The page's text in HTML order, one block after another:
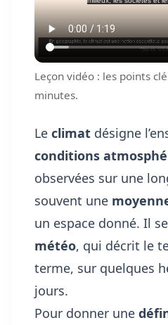
Leçon vidéo : les points
minutes.
Le climat désigne
conditions
observées sur une
souvent une
un espace donné. Il
météo, qui décrit le
terme, sur quelques
jours.
Pour donner une